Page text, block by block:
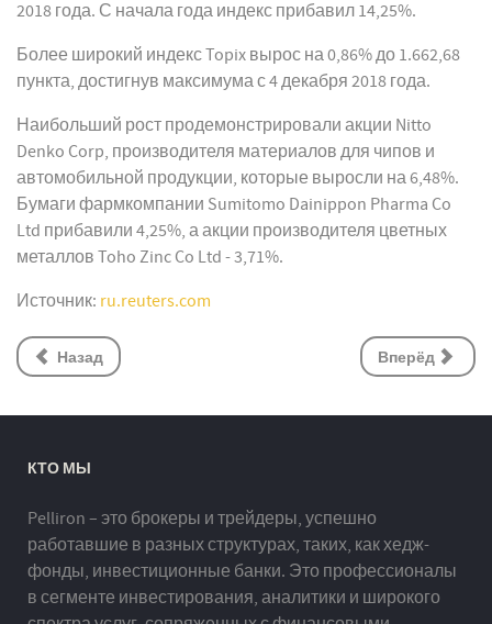
2018 года. С начала года индекс прибавил 14,25%.
Более широкий индекс Topix вырос на 0,86% до 1.662,68
пункта, достигнув максимума с 4 декабря 2018 года.
Наибольший рост продемонстрировали акции Nitto
Denko Corp, производителя материалов для чипов и
автомобильной продукции, которые выросли на 6,48%.
Бумаги фармкомпании Sumitomo Dainippon Pharma Co
Ltd прибавили 4,25%, а акции производителя цветных
металлов Toho Zinc Co Ltd - 3,71%.
Источник: ru.reuters.com
Назад Вперёд
КТО МЫ
Pelliron – это брокеры и трейдеры, успешно
работавшие в разных структурах, таких, как хедж-
фонды, инвестиционные банки. Это профессионалы
в сегменте инвестирования, аналитики и широкого